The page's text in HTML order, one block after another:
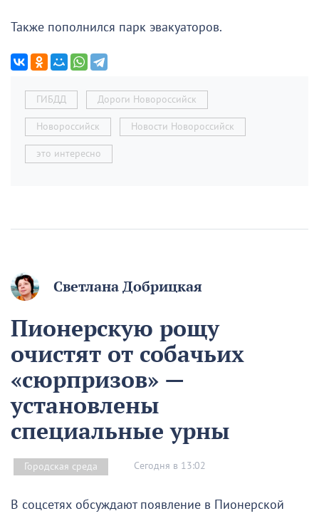
Также пополнился парк эвакуаторов.
ГИБДД Дороги Новороссийск
Новороссийск Новости Новороссийск
это интересно
Светлана Добрицкая
Пионерскую рощу
очистят от собачьих
«сюрпризов» —
установлены
специальные урны
Городская среда Сегодня в 13:02
В соцсетях обсуждают появление в Пионерской